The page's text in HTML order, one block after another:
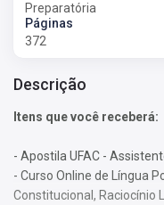
Preparatória
Páginas
372
Descrição
Itens que você receberá:
- Apostila UFAC -
- Curso Online de Língua
Constitucional, Raciocínio